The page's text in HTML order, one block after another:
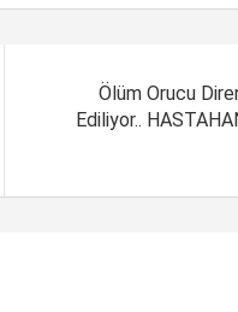
Ölüm Orucu
Ediliyor..